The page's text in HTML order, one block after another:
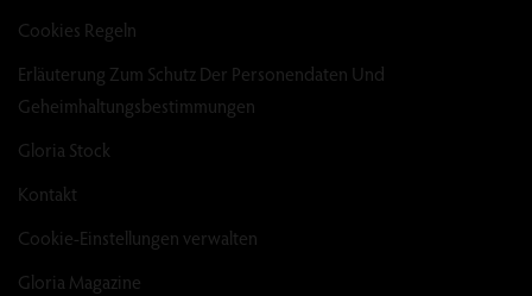
Cookies Regeln
Erläuterung Zum Schutz Der Personendaten Und
Geheimhaltungsbestimmungen
Gloria Stock
Kontakt
Cookie-Einstellungen verwalten
Gloria Magazine